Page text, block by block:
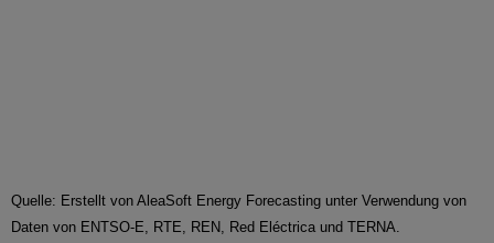
Quelle: Erstellt von AleaSoft Energy Forecasting unter Verwendung von
Daten von ENTSO-E, RTE, REN, Red Eléctrica und TERNA.